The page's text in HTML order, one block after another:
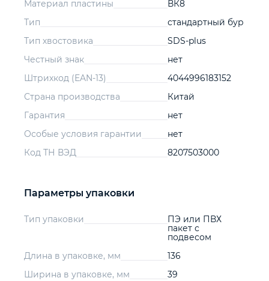
Материал пластины
ВК8
Тип
стандартный бур
Тип хвостовика
SDS-plus
Честный знак
нет
Штрихкод (EAN-13)
4044996183152
Страна производства
Китай
Гарантия
нет
Особые условия гарантии
нет
Код ТН ВЭД
8207503000
Параметры упаковки
Тип упаковки
ПЭ или ПВХ
пакет с
подвесом
Длина в упаковке, мм
136
Ширина в упаковке, мм
39